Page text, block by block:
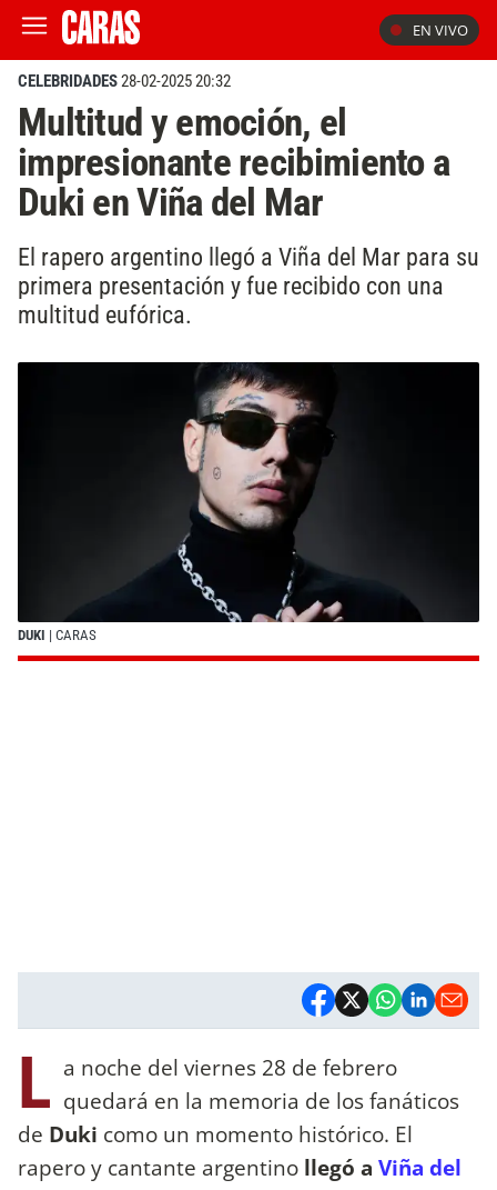
EN VIVO
CELEBRIDADES28-02-2025 20:32
Multitud y emoción, el
impresionante recibimiento a
Duki en Viña del Mar
El rapero argentino llegó a Viña del Mar para su
primera presentación y fue recibido con una
multitud eufórica.
DUKI | CARAS
L a noche del viernes 28 de febrero
quedará en la memoria de los fanáticos
de Duki como un momento histórico. El
rapero y cantante argentino llegó a Viña del